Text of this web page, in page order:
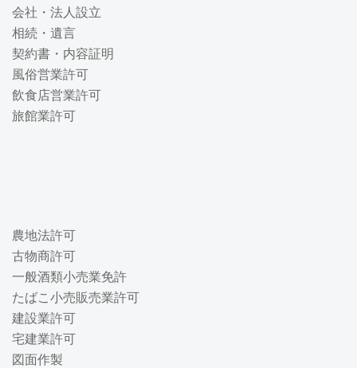
会社・法人設立
相続・遺言
契約書・内容証明
風俗営業許可
飲食店営業許可
旅館業許可
農地法許可
古物商許可
一般酒類小売業免許
たばこ小売販売業許可
建設業許可
宅建業許可
図面作製